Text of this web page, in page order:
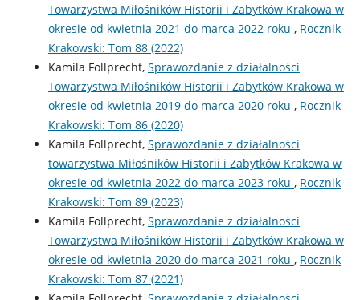
Towarzystwa Miłośników Historii i Zabytków Krakowa w
okresie od kwietnia 2021 do marca 2022 roku , Rocznik
Krakowski: Tom 88 (2022)
Kamila Follprecht, Sprawozdanie z działalności
Towarzystwa Miłośników Historii i Zabytków Krakowa w
okresie od kwietnia 2019 do marca 2020 roku , Rocznik
Krakowski: Tom 86 (2020)
Kamila Follprecht, Sprawozdanie z działalności
towarzystwa Miłośników Historii i Zabytków Krakowa w
okresie od kwietnia 2022 do marca 2023 roku , Rocznik
Krakowski: Tom 89 (2023)
Kamila Follprecht, Sprawozdanie z działalności
Towarzystwa Miłośników Historii i Zabytków Krakowa w
okresie od kwietnia 2020 do marca 2021 roku , Rocznik
Krakowski: Tom 87 (2021)